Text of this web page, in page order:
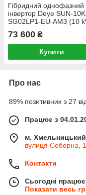
Гібридний однофазний
інвертор Deye SUN-
SG02LP1-EU-AM3 (10
73 600 ₴
Купити
Про нас
89% позитивних з 27
Працює з
м. Хмельницький
вулиця Соборна,
Контакти
Сьогодні
Показати весь